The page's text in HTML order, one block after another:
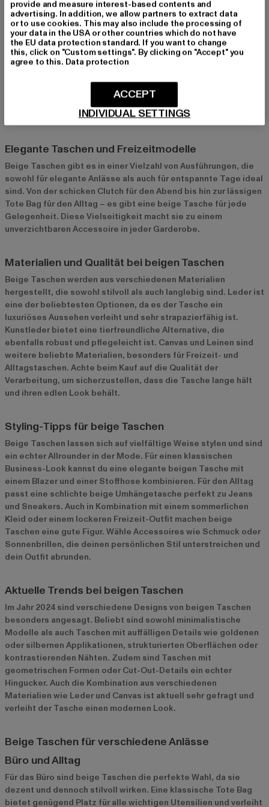
Trendige und auffällige Varianten
Für Fashionistas gibt es auch trendige beige Taschen mit
auffälligen Designs, besonderen Details oder
Akzente und verleihen deinem Outfit das gewisse Etwas.
oder extravaganten Verschlüssen.
Elegante Taschen und Freizeitmodelle
Beige Taschen gibt es in einer Vielzahl von Ausführungen, die
sowohl für elegante Anlässe als auch für entspannte Tage ideal
sind. Von der schicken Clutch für den Abend bis hin zur lässigen
Tote Bag für den Alltag – es gibt eine beige Tasche für jede
Gelegenheit. Diese Vielseitigkeit macht sie zu einem
unverzichtbaren Accessoire in jeder Garderobe.
Materialien und Qualität bei beigen Taschen
Beige Taschen werden aus verschiedenen Materialien
hergestellt, die sowohl stilvoll als auch langlebig sind. Leder ist
eine der beliebtesten Optionen, da es der Tasche ein
luxuriöses Aussehen verleiht und sehr strapazierfähig ist.
Kunstleder bietet eine tierfreundliche Alternative, die
ebenfalls robust und pflegeleicht ist. Canvas und Leinen sind
weitere beliebte Materialien, besonders für Freizeit- und
Alltagstaschen. Achte beim Kauf auf die Qualität der
Verarbeitung, um sicherzustellen, dass die Tasche lange hält
und ihren edlen Look behält.
Styling-Tipps für beige Taschen
Beige Taschen lassen sich auf vielfältige Weise stylen und sind
ein echter Allrounder in der Mode. Für einen klassischen
Business-Look kannst du eine elegante beigen Tasche mit
einem Blazer und einer Stoffhose kombinieren. Für den Alltag
passt eine schlichte beige Umhängetasche perfekt zu Jeans
und Sneakers. Auch in Kombination mit einem sommerlichen
Kleid oder einem lockeren Freizeit-Outfit machen beige
Taschen eine gute Figur. Wähle Accessoires wie Schmuck oder
Sonnenbrillen, die deinen persönlichen Stil unterstreichen und
dein Outfit abrunden.
Aktuelle Trends bei beigen Taschen
Im Jahr 2024 sind verschiedene Designs von beigen Taschen
besonders angesagt. Beliebt sind sowohl minimalistische
Modelle als auch Taschen mit auffälligen Details wie goldenen
oder silbernen Applikationen, strukturierten Oberflächen oder
kontrastierenden Nähten. Zudem sind Taschen mit
geometrischen Formen oder Cut-Out-Details ein echter
Hingucker. Auch die Kombination aus verschiedenen
Materialien wie Leder und Canvas ist aktuell sehr gefragt und
verleiht der Tasche einen modernen Look.
Beige Taschen für verschiedene Anlässe
Büro und Alltag
Für das Büro sind beige Taschen die perfekte Wahl, da sie
dezent und dennoch stilvoll wirken. Eine klassische Tote Bag
bietet genügend Platz für alle wichtigen Utensilien und verleiht
provide and measure interest-based contents and
advertising. In addition, we allow partners to extract data
or to use cookies. This may also include the processing of
your data in the USA or other countries which do not have
the EU data protection standard. If you want to change
this, click on "Custom settings". By clicking on "Accept" you
agree to this. Data protection
INDIVIDUAL SETTINGS
ACCEPT